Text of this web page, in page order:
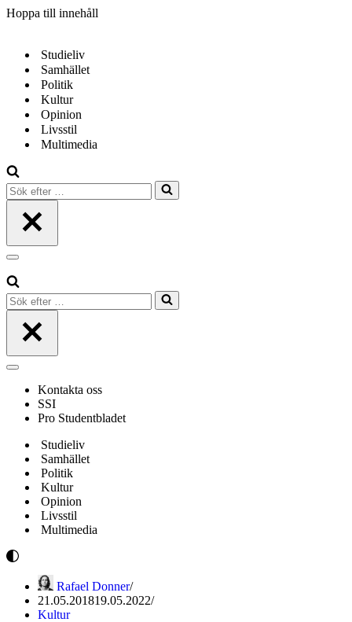
Hoppa till innehåll
Studieliv
Samhället
Politik
Kultur
Opinion
Livsstil
Multimedia
Sök
efter
Navigeringsmeny
Sök
efter
Navigeringsmeny
Kontakta oss
SSI
Pro Studentbladet
Studieliv
Samhället
Politik
Kultur
Opinion
Livsstil
Multimedia
Rafael Donner
21.05.201819.05.2022
Kultur